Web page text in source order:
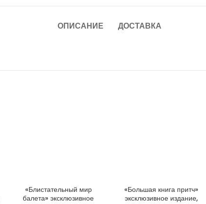
ОПИСАНИЕ ДОСТАВКА
ДОБАВИТЬ В КОРЗИНУ
«Блистательный мир
балета» эксклюзивное
ДОБАВИТЬ В КОРЗИНУ
«Большая книга притч»
эксклюзивное издание,